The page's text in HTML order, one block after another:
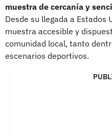
muestra de cercanía y
Desde su llegada a Estados
muestra accesible y
comunidad local, tanto
escenarios deportivos.